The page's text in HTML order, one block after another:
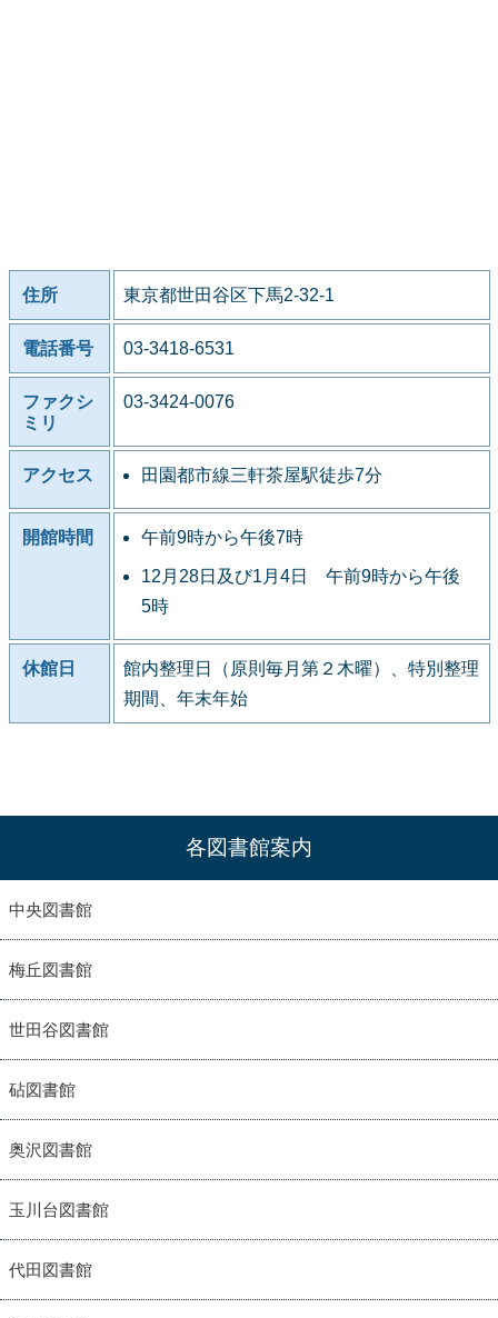
住所 東京都世田谷区下馬2-32-1
電話番号 03-3418-6531
ファクシ
ミリ
03-3424-0076
アクセス 田園都市線三軒茶屋駅徒歩7分
開館時間 午前9時から午後7時
12月28日及び1月4日 午前9時から午後
5時
休館日
館内整理日（原則毎月第２木曜）、特別整理
期間、年末年始
各図書館案内
中央図書館
梅丘図書館
世田谷図書館
砧図書館
奥沢図書館
玉川台図書館
代田図書館